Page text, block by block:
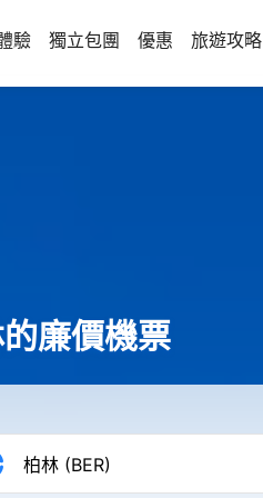
驗 獨立包團 優惠 旅遊攻略
廉價機票